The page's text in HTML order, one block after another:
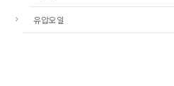
유압오일